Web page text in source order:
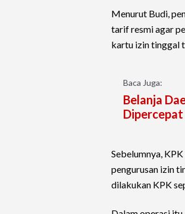
Menurut Budi,
tarif resmi agar
kartu izin tinggal
Baca Juga:
Belanja
Dipercepat
Sebelumnya,
pengurusan izin
dilakukan KPK